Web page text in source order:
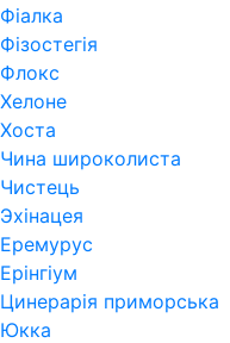
Фіалка
Фізостегія
Флокс
Хелоне
Хоста
Чина широколиста
Чистець
Эхінацея
Еремурус
Ерінгіум
Цинерарія приморська
Юкка